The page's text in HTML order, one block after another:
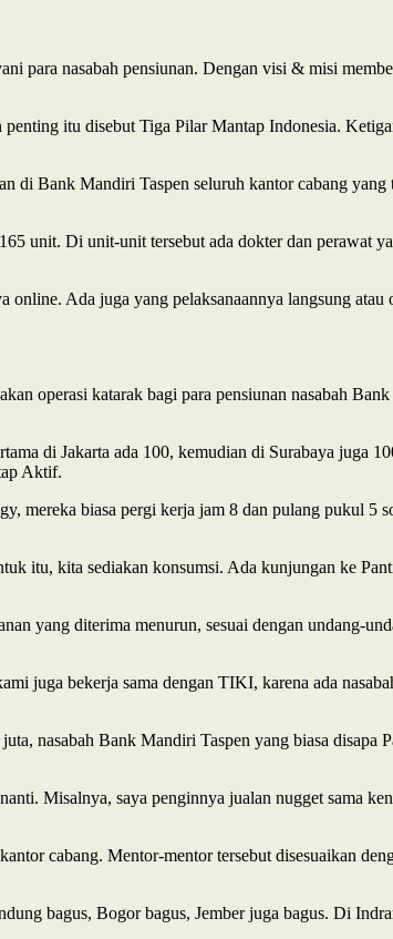
para nasabah pensiunan. Dengan visi & misi
itu disebut Tiga Pilar Mantap Indonesia.
di Bank Mandiri Taspen seluruh kantor cabang yang
unit. Di unit-unit tersebut ada dokter dan perawat
Ada juga yang pelaksanaannya langsung
operasi katarak bagi para pensiunan nasabah
di Jakarta ada 100, kemudian di Surabaya juga
Aktif.
mereka biasa pergi kerja jam 8 dan pulang pukul 5
itu, kita sediakan konsumsi. Ada kunjungan ke
yang diterima menurun, sesuai dengan undang-
juga bekerja sama dengan TIKI, karena ada
nasabah Bank Mandiri Taspen yang biasa disapa
Misalnya, saya penginnya jualan nugget sama
cabang. Mentor-mentor tersebut disesuaikan
bagus, Bogor bagus, Jember juga bagus. Di